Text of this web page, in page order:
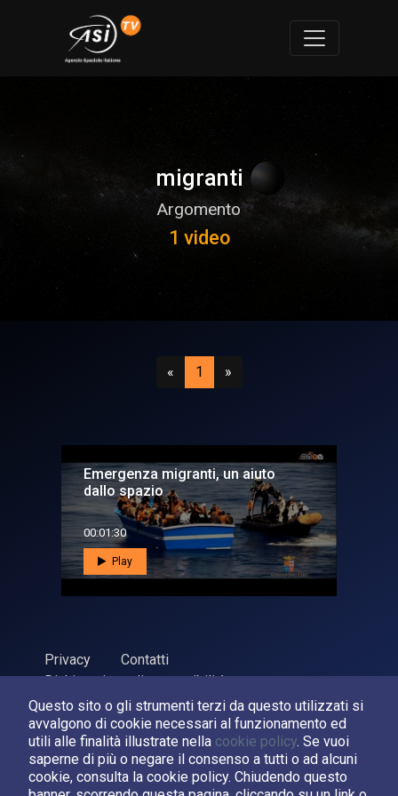
Questo sito o gli strumenti terzi da questo utilizzati si
avvalgono di cookie necessari al funzionamento ed
utili alle finalità illustrate nella cookie policy. Se vuoi
saperne di più o negare il consenso a tutti o ad alcuni
cookie, consulta la cookie policy. Chiudendo questo
migranti
Argomento
1 video
«Precedente
1 (attuale)
»Successivo
Emergenza migranti, un aiuto
dallo spazio
00:01:30
Play
Privacy
Contatti
Dichiarazione di accessibilità
ASI Agenzia Spaziale Italiana, 2026. P.Iva 03638121008
Sviluppato daLPM
Seguici su: